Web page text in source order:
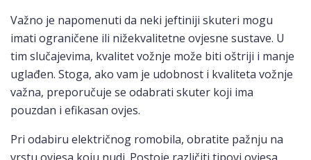
Važno je napomenuti da neki jeftiniji skuteri mogu
imati ograničene ili nižekvalitetne ovjesne sustave. U
tim slučajevima, kvalitet vožnje može biti oštriji i manje
uglađen. Stoga, ako vam je udobnost i kvaliteta vožnje
važna, preporučuje se odabrati skuter koji ima
pouzdan i efikasan ovjes.
Pri odabiru električnog romobila, obratite pažnju na